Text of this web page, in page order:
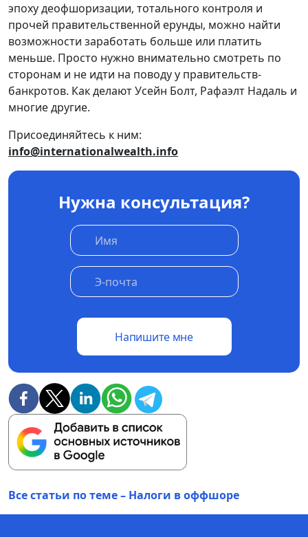
эпоху деофшоризации, тотального контроля и
прочей правительственной ерунды, можно найти
возможности заработать больше или платить
меньше. Просто нужно внимательно смотреть по
сторонам и не идти на поводу у правительств-
банкротов. Как делают Усейн Болт, Рафаэлт Надаль и
многие другие.
Присоединяйтесь к ним:
info@internationalwealth.info
Нужна консультация?
Напишите мне
Все статьи по теме – Налоги в оффшоре